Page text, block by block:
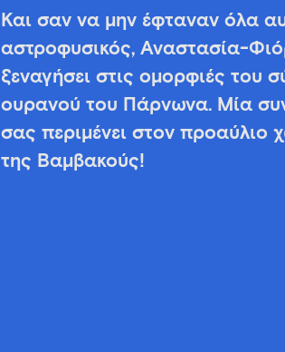
Και σαν να μην έφταναν όλα
αστροφυσικός, Αναστασία-
ξεναγήσει στις ομορφιές του
ουρανού του Πάρνωνα. Μία
σας περιμένει στον
της Βαμβακούς!